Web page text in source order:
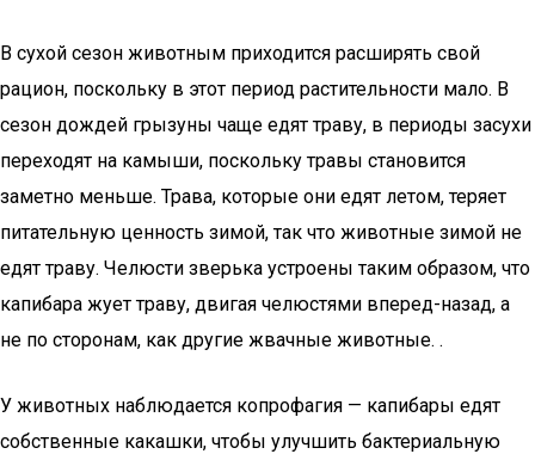
В сухой сезон животным приходится расширять свой
рацион, поскольку в этот период растительности мало. В
сезон дождей грызуны чаще едят траву, в периоды засухи
переходят на камыши, поскольку травы становится
заметно меньше. Трава, которые они едят летом, теряет
питательную ценность зимой, так что животные зимой не
едят траву. Челюсти зверька устроены таким образом, что
капибара жует траву, двигая челюстями вперед-назад, а
не по сторонам, как другие жвачные животные. .
У животных наблюдается копрофагия — капибары едят
собственные какашки, чтобы улучшить бактериальную